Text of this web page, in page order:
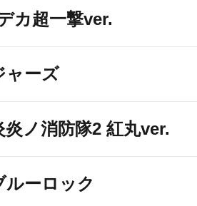
カ超一撃ver.
ャーズ
ノ消防隊2 紅丸ver.
ルーロック